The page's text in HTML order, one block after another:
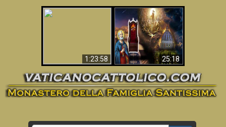
1:23:58 25:18
La Bibbia ha previsto
70 anni senza Papa?